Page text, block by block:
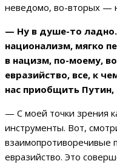
неведомо, во-вторых —
— Ну в душе-то ладно.
национализм, мягко
в нацизм, по-моему,
евразийство, все, к
нас приобщить Путин,
— С моей точки зрения
инструменты. Вот,
взаимопротиворечивые
евразийство. Это